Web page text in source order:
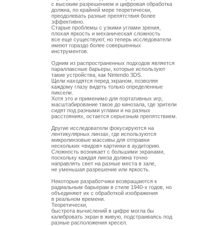
с высоким разрешением и цифровая обработка
должна, по крайней мере теоретически,
преодолевать разные препятствия более
эффективно.
Старые проблемы с узкими углами зрения,
плохая яркость и механическая сложность
все еще существуют, но теперь исследователи
имеют гораздо более совершенных
инструментов.
Одним из распространенных подходов является
параллаксные барьеры, которые используют
такие устройства, как Nintendo 3DS.
Щели находятся перед экраном, позволяя
каждому глазу видеть только определенные
пиксели.
Хотя это и применимо для портативных игр,
масштабирование такое до кинозала, где зрители
сидят под разными углами и на разных
расстояниях, остается серьезным препятствием.
Другие исследователи фокусируются на
лентикулярных линзах, где используются
микролинзовые массивы для отправки
нескольких «видов» картинки в аудиторию.
Сложность возникает с большими экранами,
поскольку каждая линза должна точно
направлять свет на разные места в зале,
не уменьшая разрешение или яркость.
Некоторые разработчики возвращаются к
радиальным барьерам в стиле 1940-х годов, но
объединяют их с обработкой изображения
в реальном времени.
Теоретически,
быстрота вычислений в цифре могла бы
калибровать экран в живую, подстраиваясь под
разные расположения кресел.